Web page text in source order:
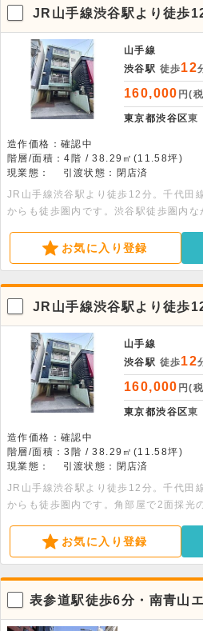
JR山手線渋谷駅より徒歩
山手線
渋谷駅 徒歩12
160,000 円(
東京都渋谷区東
造作価格：確認中
階層/面積：4階 / 38.29㎡(11.58坪)
現業態：
引渡状態：閉店済
JR山手線渋谷駅より徒歩12分。千代田
からも徒歩圏内です。渋谷駅徒歩圏内
2面採光の、陽当たり良好なお部屋です。
お気に入り登録
JR山手線渋谷駅より徒歩
山手線
渋谷駅 徒歩12
160,000 円(
東京都渋谷区東
造作価格：確認中
階層/面積：3階 / 38.29㎡(11.58坪)
現業態：
引渡状態：閉店済
JR山手線渋谷駅より徒歩12分。千代田
からも徒歩圏内です。角部屋で2面採光
軽にお問合せ下さい。
お気に入り登録
表参道駅徒歩6分・南青山
ワンテナントの貸事務所